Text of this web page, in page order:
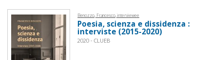
Benozzo, Francesco, interviewee
Poesia, scienza e dissidenza :
interviste (2015-2020)
2020 - CLUEB